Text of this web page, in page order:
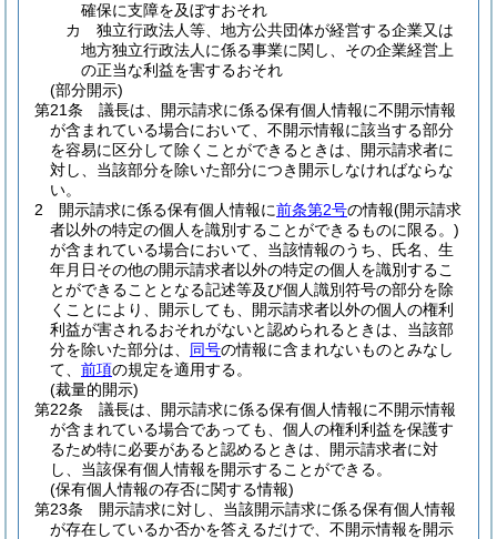
確保に支障を及ぼすおそれ
カ
独立行政法人等、地方公共団体が経営する企業又は
地方独立行政法人に係る事業に関し、その企業経営上
の正当な利益を害するおそれ
(部分開示)
第21条
議長は、開示請求に係る保有個人情報に不開示情報
が含まれている場合において、不開示情報に該当する部分
を容易に区分して除くことができるときは、開示請求者に
対し、当該部分を除いた部分につき開示しなければならな
い。
2
開示請求に係る保有個人情報に前条第2号の情報(開示請求
者以外の特定の個人を識別することができるものに限る。)
が含まれている場合において、当該情報のうち、氏名、生
年月日その他の開示請求者以外の特定の個人を識別するこ
とができることとなる記述等及び個人識別符号の部分を除
くことにより、開示しても、開示請求者以外の個人の権利
利益が害されるおそれがないと認められるときは、当該部
分を除いた部分は、 同号の情報に含まれないものとみなし
て、 前項の規定を適用する。
(裁量的開示)
第22条
議長は、開示請求に係る保有個人情報に不開示情報
が含まれている場合であっても、個人の権利利益を保護す
るため特に必要があると認めるときは、開示請求者に対
し、当該保有個人情報を開示することができる。
(保有個人情報の存否に関する情報)
第23条
開示請求に対し、当該開示請求に係る保有個人情報
が存在しているか否かを答えるだけで、不開示情報を開示